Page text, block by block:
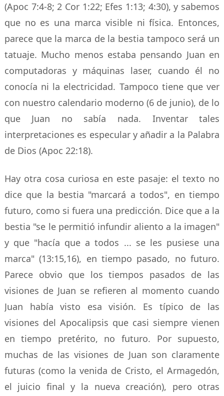
(Apoc 7:4-8; 2 Cor 1:22; Efes 1:13; 4:30), y sabemos
que no es una marca visible ni física. Entonces,
parece que la marca de la bestia tampoco será un
tatuaje. Mucho menos estaba pensando Juan en
computadoras y máquinas laser, cuando él no
conocía ni la electricidad. Tampoco tiene que ver
con nuestro calendario moderno (6 de junio), de lo
que Juan no sabía nada. Inventar tales
interpretaciones es especular y añadir a la Palabra
de Dios (Apoc 22:18).
Hay otra cosa curiosa en este pasaje: el texto no
dice que la bestia "marcará a todos", en tiempo
futuro, como si fuera una predicción. Dice que a la
bestia "se le permitió infundir aliento a la imagen"
y que "hacía que a todos ... se les pusiese una
marca" (13:15,16), en tiempo pasado, no futuro.
Parece obvio que los tiempos pasados de las
visiones de Juan se refieren al momento cuando
Juan había visto esa visión. Es típico de las
visiones del Apocalipsis que casi siempre vienen
en tiempo pretérito, no futuro. Por supuesto,
muchas de las visiones de Juan son claramente
futuras (como la venida de Cristo, el Armagedón,
el juicio final y la nueva creación), pero otras